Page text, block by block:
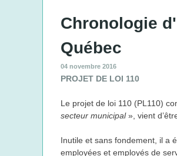
Chronologie
Québec
04 novembre 2016
PROJET DE LOI 110
Le projet de loi 110 (PL110)
secteur municipal», vient
Inutile et sans fondement, il a
employées et employés de